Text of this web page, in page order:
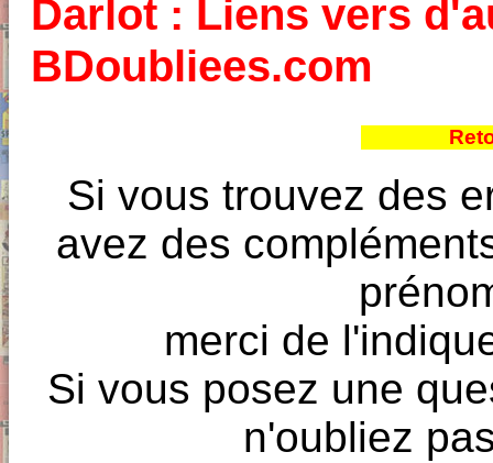
Darlot : Liens vers
BDoubliees.com
Si vous trouvez des
avez des
merci de
Si vous posez une
n'oubliez